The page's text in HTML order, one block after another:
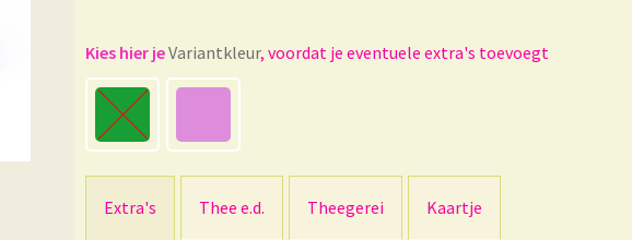
Variantkleur
Extra's Thee e.d. Theegerei Kaartje